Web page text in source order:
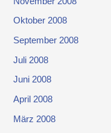
Oktober 2008
September 2008
Juli 2008
Juni 2008
April 2008
März 2008